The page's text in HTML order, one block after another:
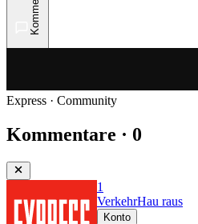
Express · Community
Kommentare · 0
1
VerkehrHau raus
Konto